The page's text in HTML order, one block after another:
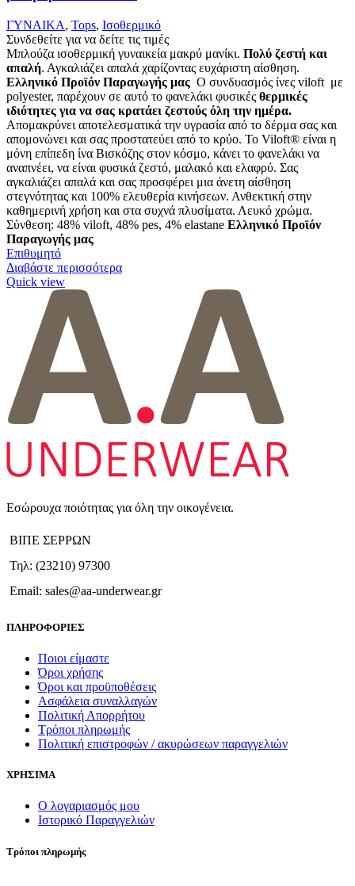
ΓΥΝΑΙΚΑ, Tops, Ισοθερμικό
Συνδεθείτε για να δείτε τις τιμές
Μπλούζα ισοθερμική γυναικεία μακρύ μανίκι. Πολύ ζεστή και
απαλή. Αγκαλιάζει απαλά χαρίζοντας ευχάριστη αίσθηση.
Ελληνικό Προϊόν Παραγωγής μας Ο συνδυασμός ίνες viloft με
polyester, παρέχουν σε αυτό το φανελάκι φυσικές θερμικές
ιδιότητες για να σας κρατάει ζεστούς όλη την ημέρα.
Απομακρύνει αποτελεσματικά την υγρασία από το δέρμα σας και
απομονώνει και σας προστατεύει από το κρύο. Το Viloft® είναι η
μόνη επίπεδη ίνα Βισκόζης στον κόσμο, κάνει το φανελάκι να
αναπνέει, να είναι φυσικά ζεστό, μαλακό και ελαφρύ. Σας
αγκαλιάζει απαλά και σας προσφέρει μια άνετη αίσθηση
στεγνότητας και 100% ελευθερία κινήσεων. Ανθεκτική στην
καθημερινή χρήση και στα συχνά πλυσίματα. Λευκό χρώμα.
Σύνθεση: 48% viloft, 48% pes, 4% elastane Ελληνικό Προϊόν
Παραγωγής μας
Επιθυμητό
Διαβάστε περισσότερα
Quick view
Εσώρουχα ποιότητας για όλη την οικογένεια.
ΒΙΠΕ ΣΕΡΡΩΝ
Τηλ: (23210) 97300
Email: sales@aa-underwear.gr
ΠΛΗΡΟΦΟΡΙΕΣ
Ποιοι είμαστε
Όροι χρήσης
Όροι και προϋποθέσεις
Ασφάλεια συναλλαγών
Πολιτική Απορρήτου
Τρόποι πληρωμής
Πολιτική επιστροφών / ακυρώσεων παραγγελιών
ΧΡΗΣΙΜΑ
Ο λογαριασμός μου
Ιστορικό Παραγγελιών
Τρόποι πληρωμής